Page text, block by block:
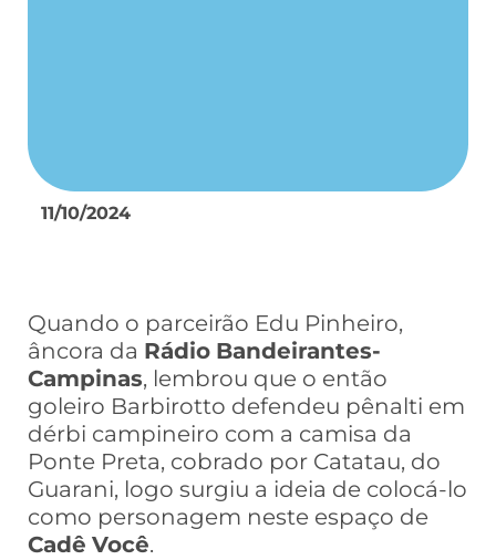
11/10/2024
Quando o parceirão Edu Pinheiro,
âncora da Rádio Bandeirantes-
Campinas, lembrou que o então
goleiro Barbirotto defendeu pênalti em
dérbi campineiro com a camisa da
Ponte Preta, cobrado por Catatau, do
Guarani, logo surgiu a ideia de colocá-lo
como personagem neste espaço de
Cadê Você.